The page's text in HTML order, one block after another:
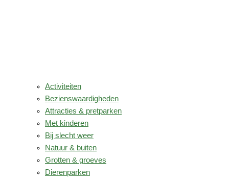
Activiteiten
Bezienswaardigheden
Attracties & pretparken
Met kinderen
Bij slecht weer
Natuur & buiten
Grotten & groeves
Dierenparken